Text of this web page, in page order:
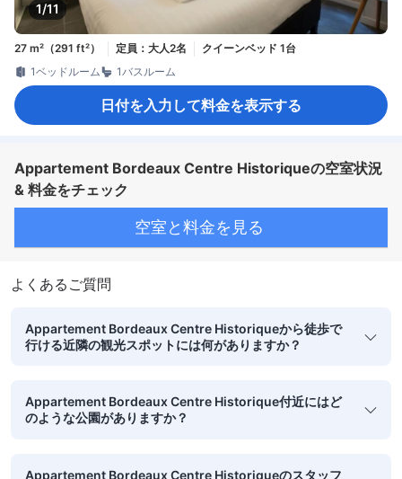
1/11
27 m²（291 ft²） 定員：大人2名
クイーンベッド 1台
1ベッドルーム
1バスルーム
日付を入力して料金を表示する
Appartement Bordeaux Centre Historiqueの空室状況
& 料金をチェック
空室と料金を見る
よくあるご質問
Appartement Bordeaux Centre Historiqueから徒歩で
行ける近隣の観光スポットには何がありますか？
Appartement Bordeaux Centre Historique付近にはど
のような公園がありますか？
Appartement Bordeaux Centre Historiqueのスタッフ